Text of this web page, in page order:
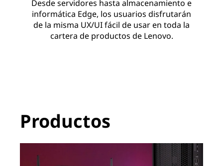
Desde servidores hasta almacenamiento e
informática Edge, los usuarios disfrutarán
de la misma UX/UI fácil de usar en toda la
cartera de productos de Lenovo.
Productos